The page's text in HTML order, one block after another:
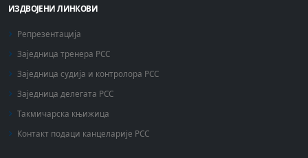
ИЗДВОЈЕНИ ЛИНКОВИ
Репрезентација
Заједница тренера РСС
Заједница судија и контролора РСС
Заједница делегата РСС
Такмичарска књижица
Контакт подаци канцеларије РСС